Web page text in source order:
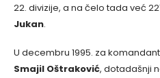
22. divizije, a na čelo tada već
Jukan.
U decembru 1995. za
Smajil Oštraković, dotadašnji